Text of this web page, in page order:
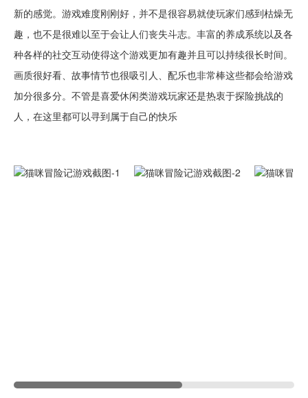
新的感觉。游戏难度刚刚好，并不是很容易就使玩家们感到枯燥无
趣，也不是很难以至于会让人们丧失斗志。丰富的养成系统以及各
种各样的社交互动使得这个游戏更加有趣并且可以持续很长时间。
画质很好看、故事情节也很吸引人、配乐也非常棒这些都会给游戏
加分很多分。不管是喜爱休闲类游戏玩家还是热衷于探险挑战的
人，在这里都可以寻到属于自己的快乐